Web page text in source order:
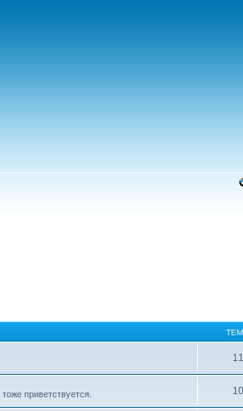
11
приветствуется. 10